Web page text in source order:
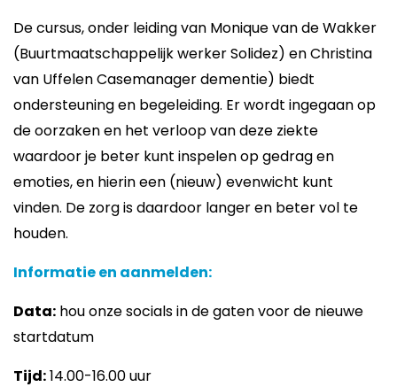
De cursus,onder leiding van Monique van de Wakker
(Buurtmaatschappelijk werker Solidez) en Christina
van Uffelen Casemanager dementie) biedt
ondersteuning en begeleiding. Er wordt ingegaan op
de oorzaken en het verloop van deze ziekte
waardoor je beter kunt inspelen op gedrag en
emoties, en hierin een (nieuw) evenwicht kunt
vinden. De zorg is daardoor langer en beter vol te
houden.
Informatie en aanmelden:
Data: hou onze socials in de gaten voor de nieuwe
startdatum
Tijd:14.00-16.00 uur